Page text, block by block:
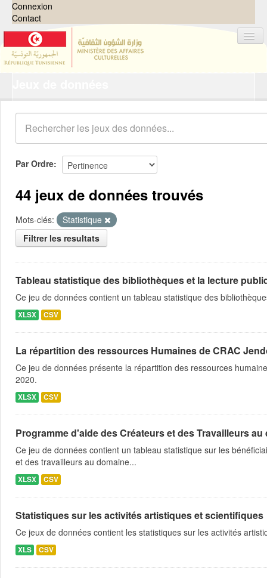
Connexion
Contact
Organisations
Groupes
Demandes 0
À propos
Par Ordre
44 jeux de données trouvés
Mots-clés:
Statistique
Filtrer les resultats
Tableau statistique des bibliothèques et la lecture
Ce jeu de données contient un tableau statistique des
XLSX CSV
La répartition des ressources Humaines de CRAC
Ce jeu de données présente la répartition des ressources
2020.
XLSX CSV
Programme d'aide des Créateurs et des Travailleurs
Ce jeu de données contient un tableau statistique sur les
et des travailleurs au domaine...
XLSX CSV
Statistiques sur les activités artistiques et scientifiques
Ce jeux de données contient les statistiques sur les activités
XLS CSV